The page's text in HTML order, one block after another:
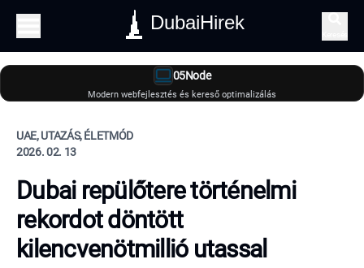
DubaiHirek
05Node
Modern webfejlesztés és kereső optimalizálás
UAE, UTAZÁS, ÉLETMÓD
2026. 02. 13
Dubai repülőtere történelmi
rekordot döntött
kilencvenötmillió utassal